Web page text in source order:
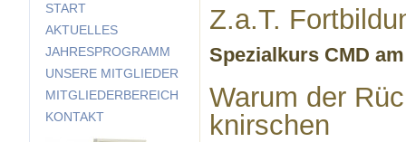
START
AKTUELLES
JAHRESPROGRAMM
UNSERE MITGLIEDER
MITGLIEDERBEREICH
KONTAKT
Z.a.T.
Spezialkurs CMD
Warum der
knirschen